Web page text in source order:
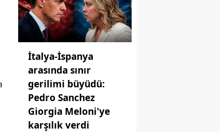
İtalya-İspanya
arasında sınır
gerilimi büyüdü:
Pedro Sanchez
Giorgia Meloni'ye
karşılık verdi